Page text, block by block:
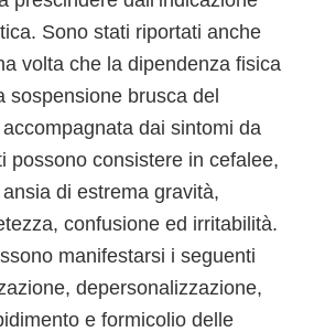
Sono stati riportati anche
volta che la dipendenza fisica
sospensione brusca del
dai sintomi da
possono consistere in cefalee,
di estrema gravità,
confusione ed irritabilità.
manifestarsi i seguenti
depersonalizzazione,
e formicolio delle